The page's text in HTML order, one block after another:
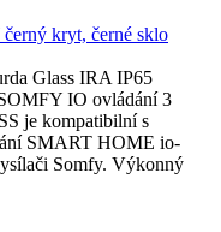
kryt, černé sklo
Glass IRA IP65
IO ovládání 3
je kompatibilní s
SMART HOME io-
Somfy. Výkonný